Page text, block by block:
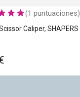
(1 puntuaciones)
Caliper, SHAPERS